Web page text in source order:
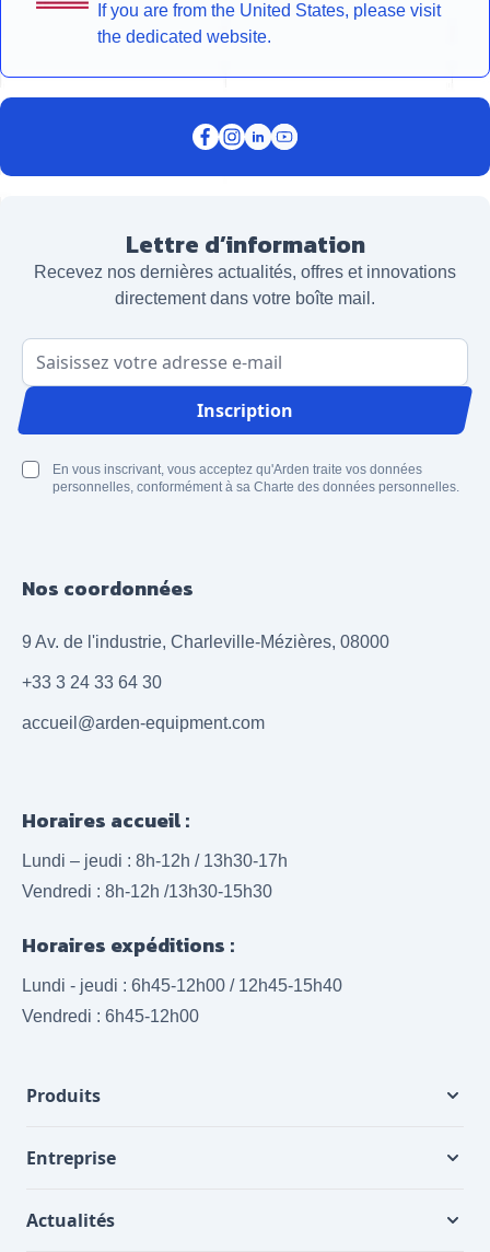
If you are from the United States, please visit
the dedicated website.
Lettre d’information
Recevez nos dernières actualités, offres et innovations
directement dans votre boîte mail.
Adresse email
Inscription
En vous inscrivant, vous acceptez qu'Arden traite vos données
personnelles, conformément à sa Charte des données personnelles.
Nos coordonnées
9 Av. de l'industrie, Charleville-Mézières, 08000
+33 3 24 33 64 30
accueil@arden-equipment.com
Horaires accueil :
Lundi – jeudi : 8h-12h / 13h30-17h
Vendredi : 8h-12h /13h30-15h30
Horaires expéditions :
Lundi - jeudi : 6h45-12h00 / 12h45-15h40
Vendredi : 6h45-12h00
Produits
Entreprise
Actualités